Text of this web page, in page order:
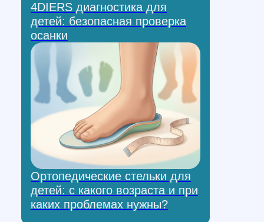
4DIERS диагностика для
детей: безопасная проверка
осанки
Ортопедические стельки для
детей: с какого возраста и при
каких проблемах нужны?